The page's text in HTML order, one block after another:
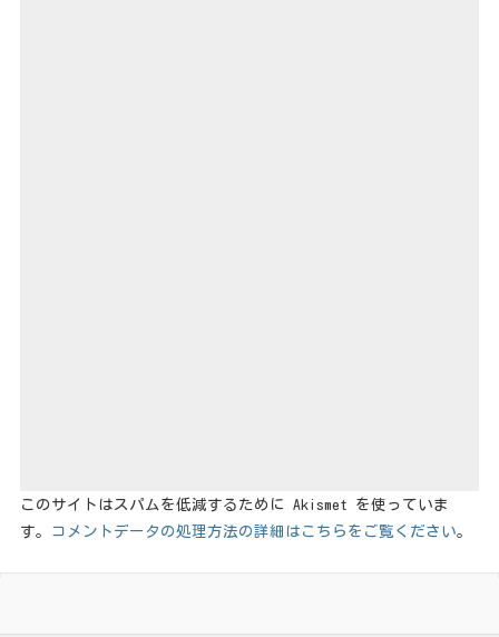
このサイトはスパムを低減するために Akismet を使っていま
す。 コメントデータの処理方法の詳細はこちらをご覧ください。